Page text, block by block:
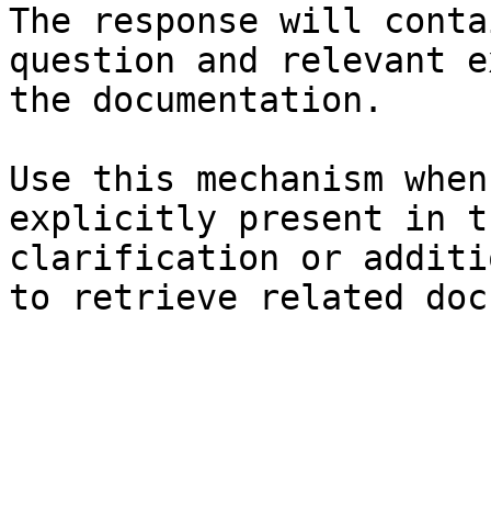
The response will
question and relevant
the documentation.
Use this mechanism
explicitly present in
clarification or